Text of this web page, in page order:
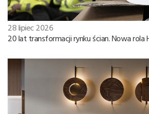
28 lipiec 2026
20 lat transformacji rynku ścian. Nowa